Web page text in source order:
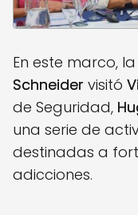
En este marco,
Schneider visitó
de Seguridad,
una serie de
destinadas a
adicciones.